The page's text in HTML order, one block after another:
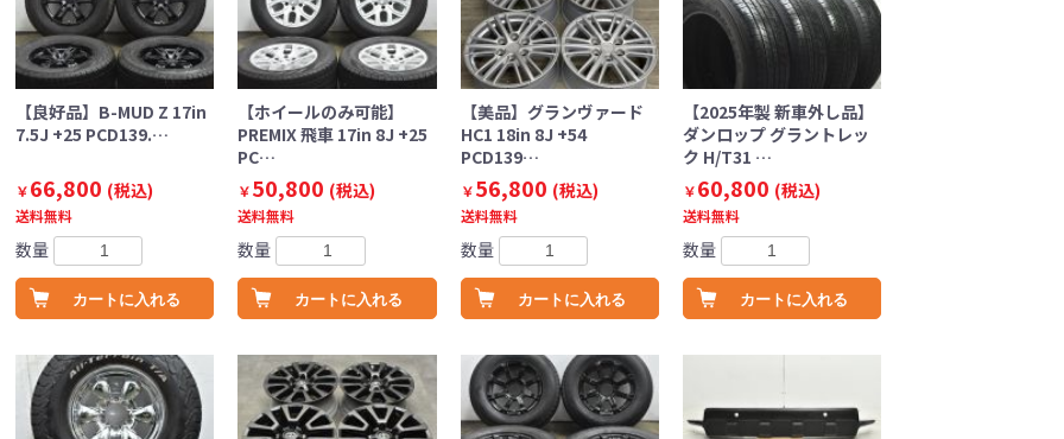
【良好品】B-MUD Z 17in
7.5J +25 PCD139.…
￥66,800 (税込)
送料無料
数量
カートに入れる
【ホイールのみ可能】
PREMIX 飛車 17in 8J +25
PC…
￥50,800 (税込)
送料無料
数量
カートに入れる
【美品】グランヴァード
HC1 18in 8J +54
PCD139…
￥56,800 (税込)
送料無料
数量
カートに入れる
【2025年製 新車外し品】
ダンロップ グラントレッ
ク H/T31 …
￥60,800 (税込)
送料無料
数量
カートに入れる